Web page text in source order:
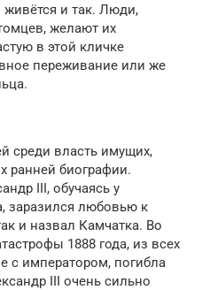
живётся и так. Люди,
желают их
в этой кличке
переживание или же
среди власть имущих,
ранней биографии.
III, обучаясь у
заразился любовью к
и назвал Камчатка. Во
1888 года, из всех
с императором, погибла
III очень сильно